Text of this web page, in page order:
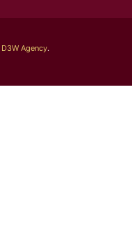
D3W Agency.